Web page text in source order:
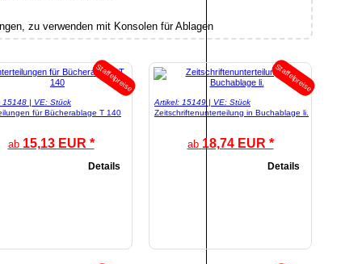
zu verwenden mit Konsolen für Ablagen
Staffelpreise
15148 | VE: Stück
für Bücherablage T 140
ab 15,13 EUR *
Details
Staffelpreise
Artikel: 15149 | VE: Stück
Zeitschriftenunterteilung in Buchablage li.
ab 18,74 EUR *
Details